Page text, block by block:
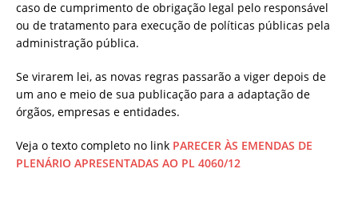
caso de cumprimento de obrigação legal pelo responsável
ou de tratamento para execução de políticas públicas pela
administração pública.
Se virarem lei, as novas regras passarão a viger depois de
um ano e meio de sua publicação para a adaptação de
órgãos, empresas e entidades.
Veja o texto completo no link PARECER ÀS EMENDAS DE
PLENÁRIO APRESENTADAS AO PL 4060/12